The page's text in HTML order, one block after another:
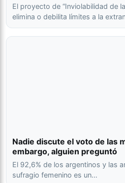
El proyecto de “Inviolabilidad de
elimina o debilita límites a la
Nadie discute el voto de las
embargo, alguien preguntó
El 92,6% de los argentinos y las
sufragio femenino es un…